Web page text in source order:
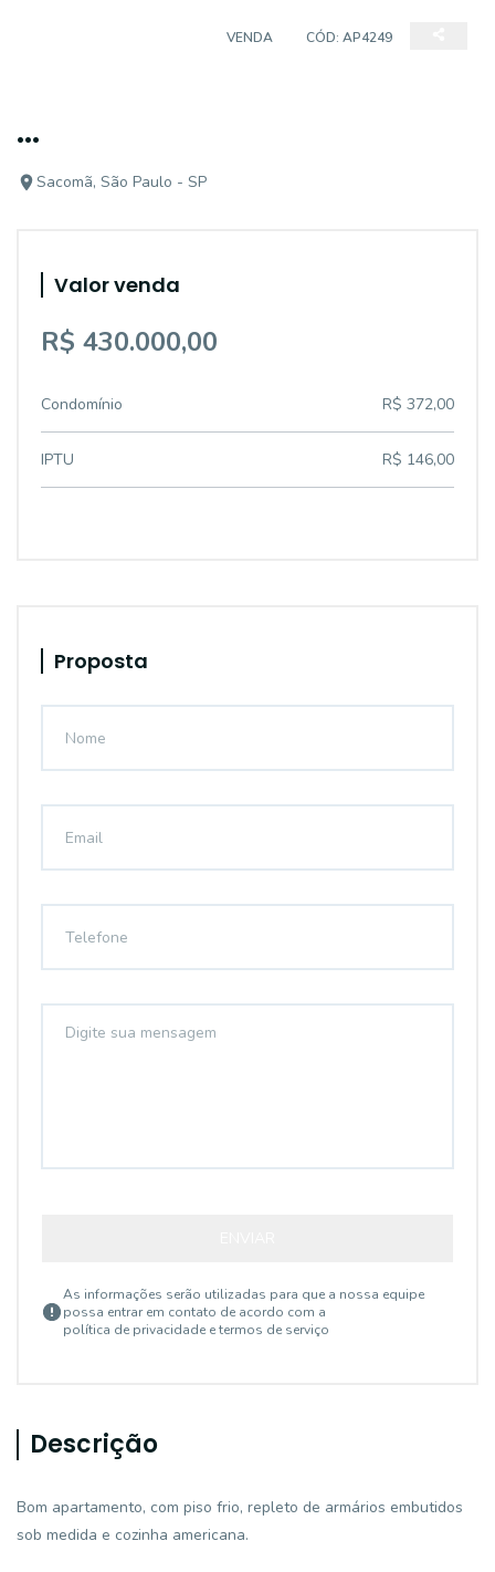
VENDA CÓD: AP4249
...
Sacomã, São Paulo - SP
Valor venda
R$ 430.000,00
Condomínio R$ 372,00
IPTU R$ 146,00
Proposta
As informações serão utilizadas para que a nossa equipe
possa entrar em contato de acordo com a
política de privacidade e termos de serviço
Descrição
Bom apartamento, com piso frio, repleto de armários embutidos
sob medida e cozinha americana.